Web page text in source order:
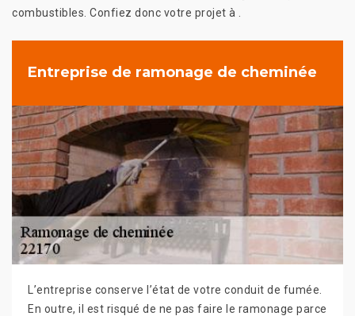
combustibles. Confiez donc votre projet à .
Entreprise de ramonage de cheminée
L’entreprise conserve l’état de votre conduit de fumée.
En outre, il est risqué de ne pas faire le ramonage parce